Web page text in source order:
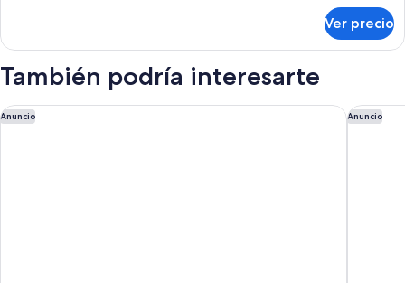
doble
balcón
views)
Ver precio
También podría interesarte
Anuncio
Hotel Riu Palace Meloneras Anuncio
H10